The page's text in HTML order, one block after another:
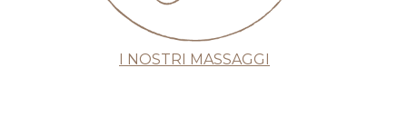
I NOSTRI MASSAGGI